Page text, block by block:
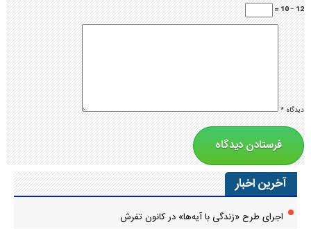
12 − 10 =
دیدگاه*
آخرین اخبار
اجرای طرح «زندگی با آیه‌ها» در کانون تفرش